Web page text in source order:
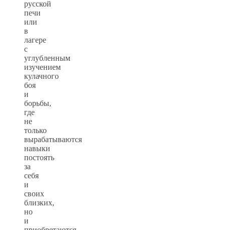
русской
печи
или
в
лагере
с
углубленным
изучением
кулачного
боя
и
борьбы,
где
не
только
вырабатываются
навыки
постоять
за
себя
и
своих
близких,
но
и